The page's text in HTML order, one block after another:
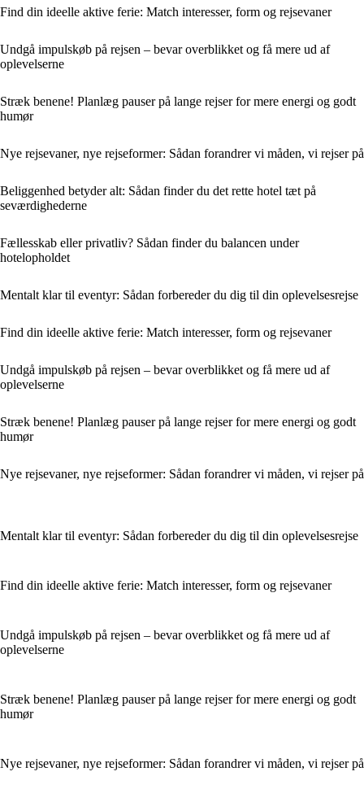
Find din ideelle aktive ferie: Match interesser, form og rejsevaner
Undgå impulskøb på rejsen – bevar overblikket og få mere ud af
oplevelserne
Stræk benene! Planlæg pauser på lange rejser for mere energi og godt
humør
Nye rejsevaner, nye rejseformer: Sådan forandrer vi måden, vi rejser på
Beliggenhed betyder alt: Sådan finder du det rette hotel tæt på
seværdighederne
Fællesskab eller privatliv? Sådan finder du balancen under
hotelopholdet
Mentalt klar til eventyr: Sådan forbereder du dig til din oplevelsesrejse
Find din ideelle aktive ferie: Match interesser, form og rejsevaner
Undgå impulskøb på rejsen – bevar overblikket og få mere ud af
oplevelserne
Stræk benene! Planlæg pauser på lange rejser for mere energi og godt
humør
Nye rejsevaner, nye rejseformer: Sådan forandrer vi måden, vi rejser på
Mentalt klar til eventyr: Sådan forbereder du dig til din oplevelsesrejse
Find din ideelle aktive ferie: Match interesser, form og rejsevaner
Undgå impulskøb på rejsen – bevar overblikket og få mere ud af
oplevelserne
Stræk benene! Planlæg pauser på lange rejser for mere energi og godt
humør
Nye rejsevaner, nye rejseformer: Sådan forandrer vi måden, vi rejser på